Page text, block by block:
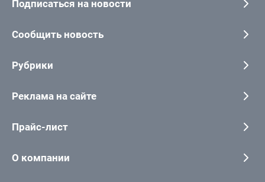
Подписаться на новости
Сообщить новость
Рубрики
Реклама на сайте
Прайс-лист
О компании